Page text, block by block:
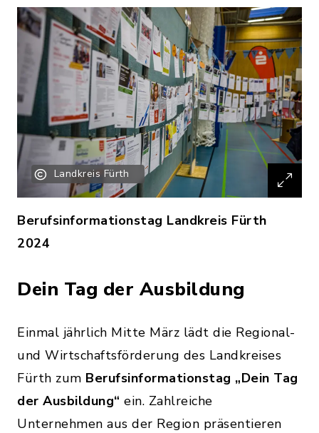
Landkreis Fürth
Berufsinformationstag Landkreis Fürth
2024
Dein Tag der Ausbildung
Einmal jährlich Mitte März lädt die Regional-
und Wirtschaftsförderung des Landkreises
Fürth zum Berufsinformationstag „Dein Tag
der Ausbildung“ ein. Zahlreiche
Unternehmen aus der Region präsentieren